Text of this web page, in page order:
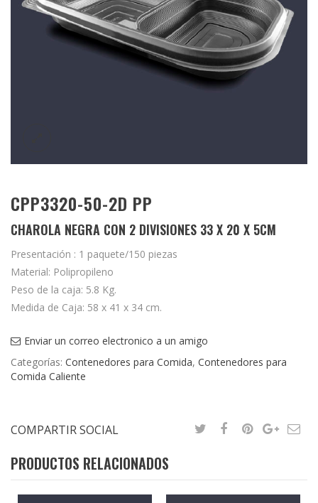
CPP3320-50-2D PP
CHAROLA NEGRA CON 2 DIVISIONES 33 X 20 X 5CM
Presentación : 1 paquete/150 piezas
Material: Polipropileno
Peso de la caja: 5.8 Kg.
Medida de Caja: 58 x 41 x 34 cm.
Enviar un correo electronico a un amigo
Categorías: Contenedores para Comida, Contenedores para
Comida Caliente
COMPARTIR SOCIAL
PRODUCTOS RELACIONADOS